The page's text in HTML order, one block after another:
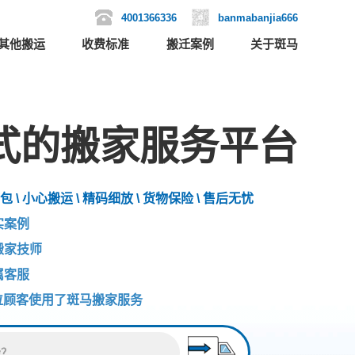
4001366336 banmabanjia666
他搬运 收费标准 搬迁案例 关于斑马
的搬家服务平台
\ 小心搬运 \ 精码细放 \ 货物保险 \ 售后无忧
案例
家技师
客服
顾客使用了斑马搬家服务